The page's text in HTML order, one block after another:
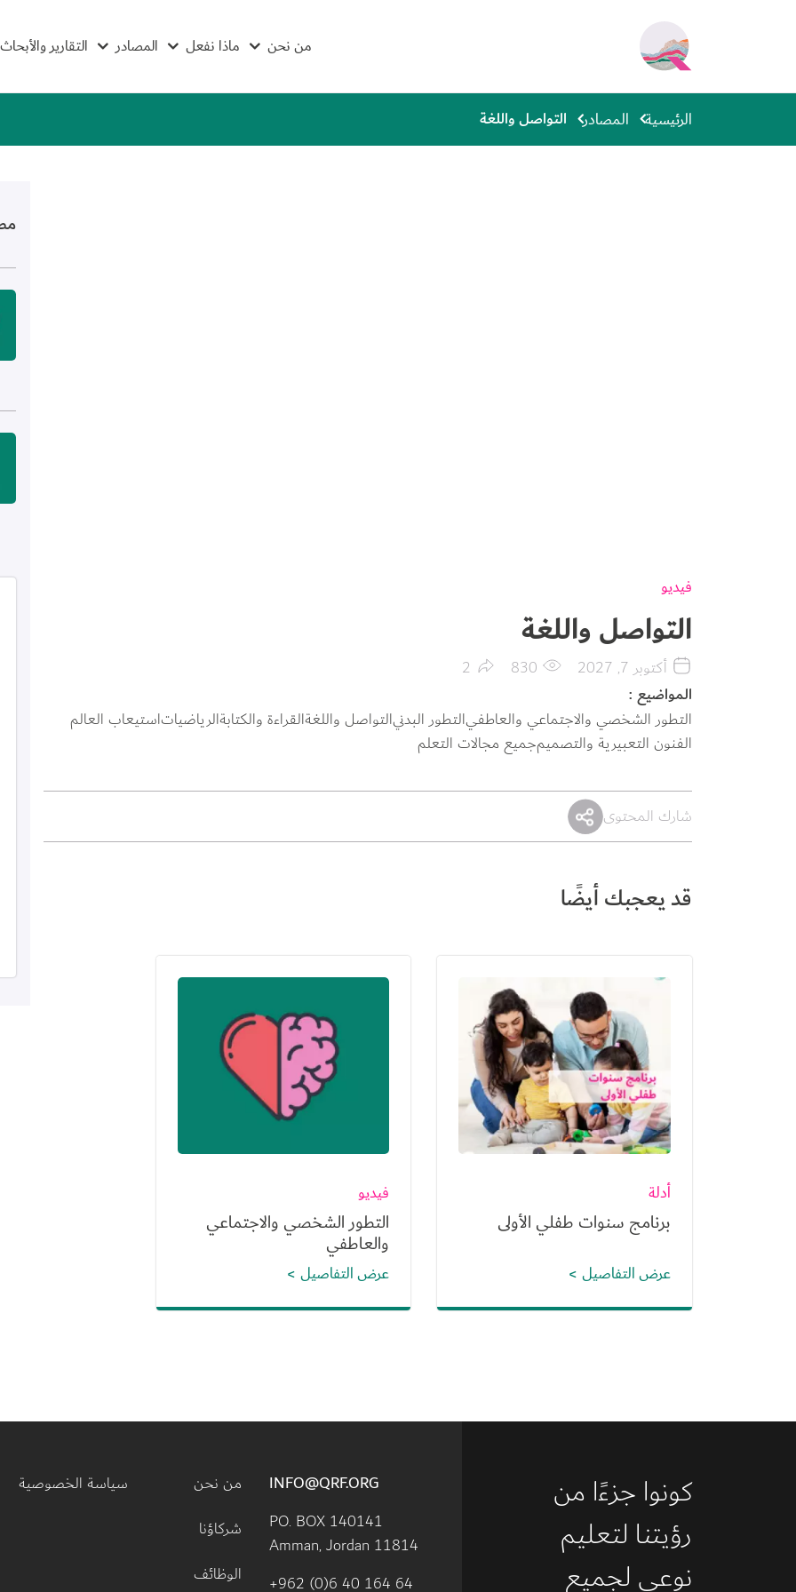
من نحن ماذا نفعل المصادر التقارير والأبحاث
الرئيسية المصادر التواصل واللغة
فيديو
التواصل واللغة
أكتوبر 7, 2027 830
2
المواضيع
التطور الشخصي والاجتماعي والعاطفيالتطور البدنيالتواصل واللغةالقراءة والكتابةالرياضياتاستيعاب العالم
الفنون التعبيرية والتصميمجميع مجالات التعلم
شارك المحتوى
قد يعجبك أيضًا
الصورة
أدلة
برنامج سنوات طفلي الأولى
عرض التفاصيل
الصورة
فيديو
التطور الشخصي والاجتماعي
والعاطفي
عرض التفاصيل
كونوا جزءًا من
رؤيتنا لتعليم
نوعي لجميع
INFO@QRF.ORG
PO. BOX 140141
Amman, Jordan 11814
+962 (0)6 40 164 64
Footer menu
من نحن
شركاؤنا
الوظائف
سياسة الخصوصية